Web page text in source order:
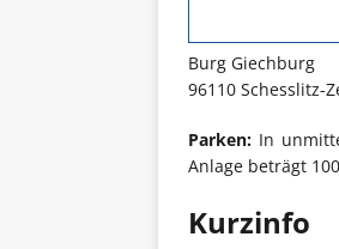
Burg Giechburg
96110 Schesslitz-
Parken: In
Anlage beträgt
Kurzinfo